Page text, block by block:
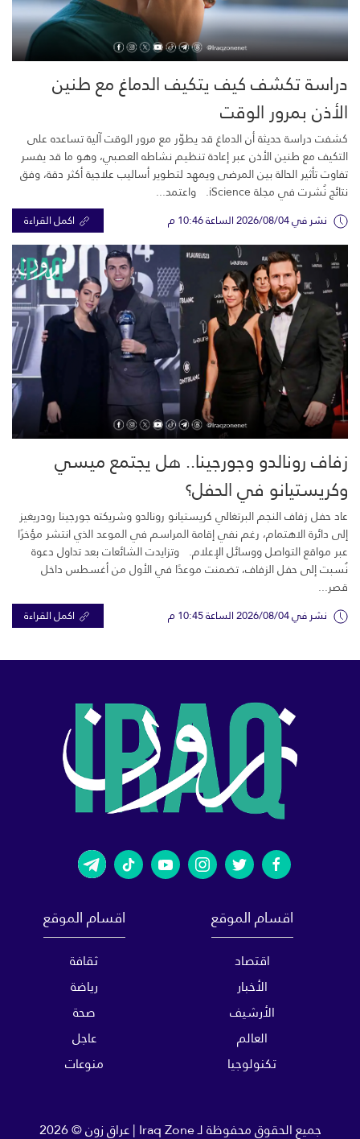
دراسة تكشف كيف يتكيف الدماغ مع طنين
الأذن بمرور الوقت
كشفت دراسة حديثة أن الدماغ قد يطوّر مع مرور الوقت آلية تساعده على
التكيف مع طنين الأذن عبر إعادة تنظيم نشاطه العصبي، وهو ما قد يفسر
تفاوت تأثير الحالة بين المرضى ويمهد لتطوير أساليب علاجية أكثر دقة، وفق
نتائج نُشرت في مجلة iScience. واعتمد...
نشر في 2026/08/04 الساعة 10:46 م اكمل القراءة
زفاف رونالدو وجورجينا.. هل يجتمع ميسي
وكريستيانو في الحفل؟
عاد حفل زفاف النجم البرتغالي كريستيانو رونالدو وشريكته جورجينا رودريغيز
إلى دائرة الاهتمام، رغم نفي إقامة المراسم في الموعد الذي انتشر مؤخرًا
عبر مواقع التواصل ووسائل الإعلام. وتزايدت الشائعات بعد تداول دعوة
نُسبت إلى حفل الزفاف، تضمنت موعدًا في الأول من أغسطس داخل
قصر...
نشر في 2026/08/04 الساعة 10:45 م اكمل القراءة
اقسام الموقع
اقتصاد
الأخبار
الأرشيف
العالم
تكنولوجيا
اقسام الموقع
ثقافة
رياضة
صحة
عاجل
منوعات
جميع الحقوق محفوظة لـIraq Zone | عراق زون © 2026